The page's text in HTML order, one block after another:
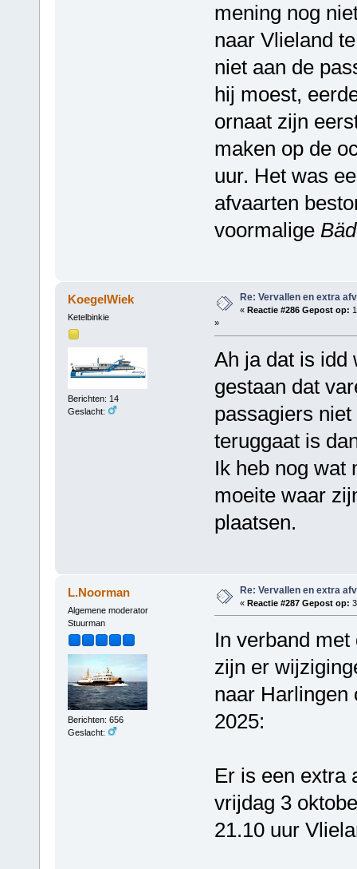
mening nog
naar Vlieland
niet aan de
hij moest,
ornaat zijn
maken op de
uur. Het was
afvaarten
voormalige
KoegelWiek
Ketelbinkie
Berichten: 14
Geslacht:
Re: Vervallen en extra
« Reactie #286 Gepost op:
»
Ah ja dat is idd
gestaan dat
passagiers
teruggaat is
Ik heb nog wat
moeite waar
plaatsen.
L.Noorman
Algemene moderator
Stuurman
Berichten: 656
Geslacht:
Re: Vervallen en extra
« Reactie #287 Gepost op:
In verband
zijn er
naar Harlingen
2025:
Er is een extra
vrijdag 3
21.10 uur